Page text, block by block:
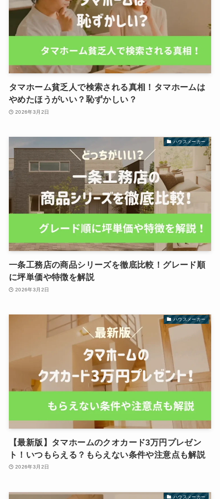
タマホーム貧乏人で検索される真相！タマホームは
やめたほうがいい？恥ずかしい？
2026年3月2日
ハウスメーカー
一条工務店の商品シリーズを徹底比較！グレード順
に坪単価や特徴を解説
2026年3月2日
ハウスメーカー
【最新版】タマホームのクオカード3万円プレゼン
ト！いつもらえる？もらえない条件や注意点も解説
2026年3月2日
ハウスメーカー